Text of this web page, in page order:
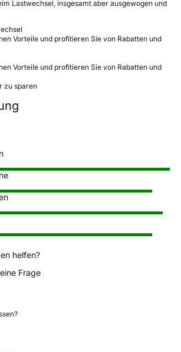
Lastwechsel, insgesamt aber ausgewogen und
Vorteile und profitieren Sie von Rabatten und
Vorteile und profitieren Sie von Rabatten und
zu sparen
helfen?
Frage